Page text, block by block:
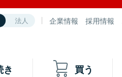
法人 企業情報 採用情報
買う